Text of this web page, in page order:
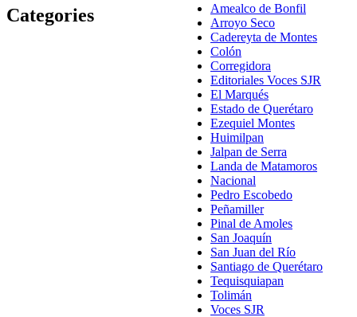
Categories
Amealco de Bonfil
Arroyo Seco
Cadereyta de Montes
Colón
Corregidora
Editoriales Voces SJR
El Marqués
Estado de Querétaro
Ezequiel Montes
Huimilpan
Jalpan de Serra
Landa de Matamoros
Nacional
Pedro Escobedo
Peñamiller
Pinal de Amoles
San Joaquín
San Juan del Río
Santiago de Querétaro
Tequisquiapan
Tolimán
Voces SJR